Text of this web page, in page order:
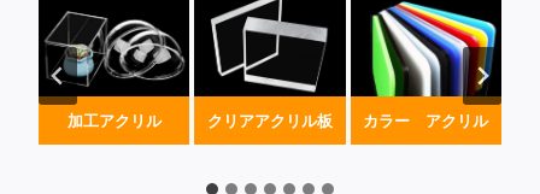
加工アクリル クリアアクリル板 カラー アクリル